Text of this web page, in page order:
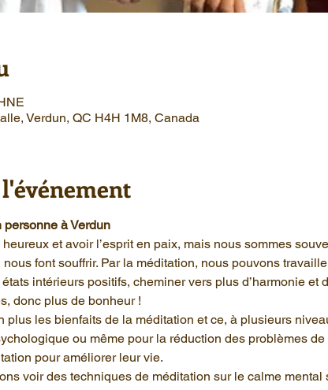
Verdun, QC H4H 1M8, Canada
à Verdun
heureux et avoir l’esprit en paix, mais nous sommes
nous font souffrir. Par la méditation, nous pouvons
intérieurs positifs, cheminer vers plus d’harmonie et
donc plus de bonheur !
plus les bienfaits de la méditation et ce, à plusieurs
ou même pour la réduction des problèmes
pour améliorer leur vie.
voir des techniques de méditation sur le calme